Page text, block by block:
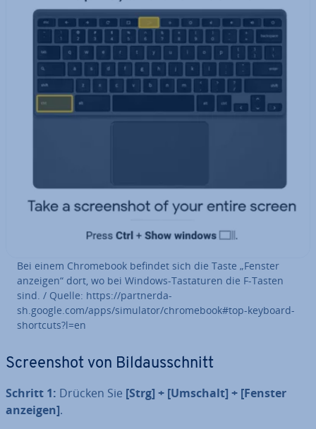
Bei einem Chrome­book befindet sich die Taste „Fenster
anzeigen“ dort, wo bei Windows-Tas­ta­tu­ren die F-Tasten
sind. / Quelle: https://part­ner­da­
sh.google.com/apps/simulator/chrome­book#top-keyboard-
shortcuts?l=en
Screen­shot von Bild­aus­schnitt
Schritt 1: Drücken Sie [Strg] + [Umschalt] + [Fenster
anzeigen].